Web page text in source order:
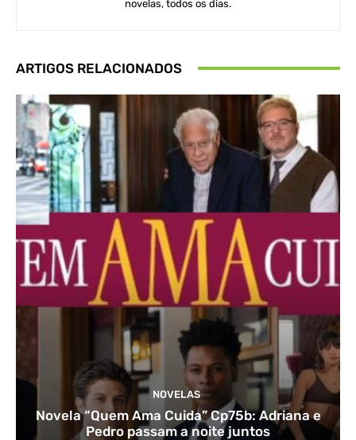
novelas, todos os dias.
ARTIGOS RELACIONADOS
NOVELAS
Novela “Quem Ama Cuida” Cp75b: Adriana e
Pedro passam a noite juntos